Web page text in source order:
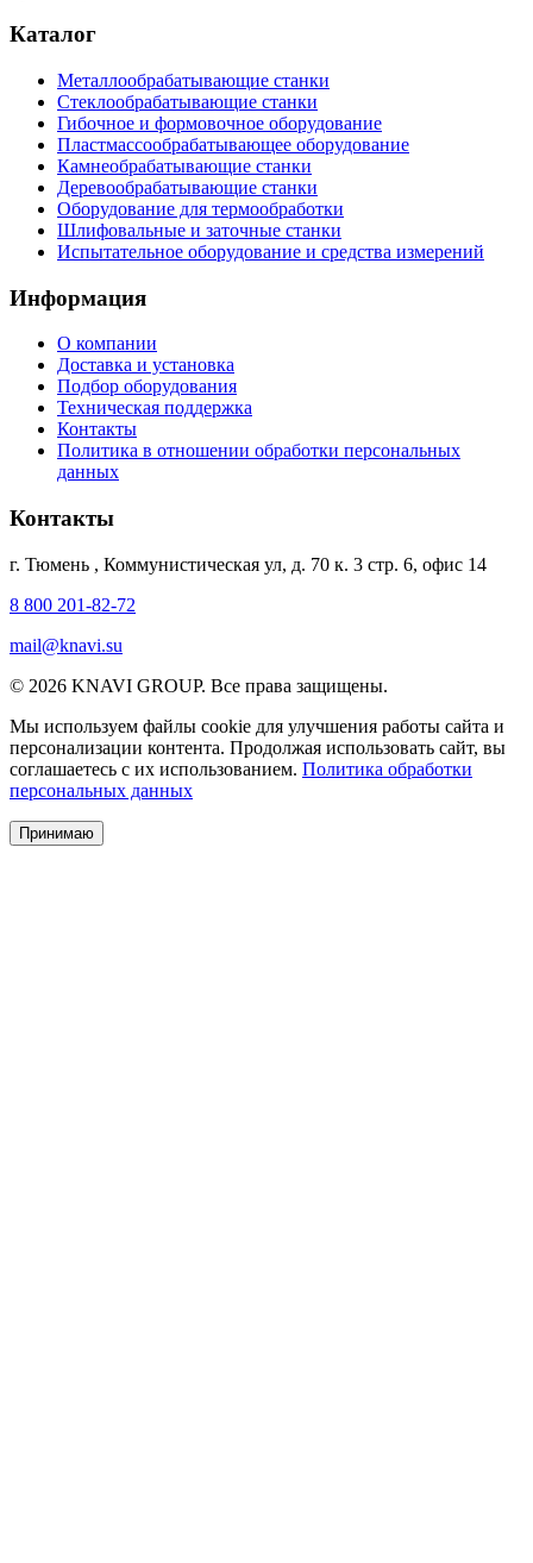
Каталог
Металлообрабатывающие станки
Стеклообрабатывающие станки
Гибочное и формовочное оборудование
Пластмассообрабатывающее оборудование
Камнеобрабатывающие станки
Деревообрабатывающие станки
Оборудование для термообработки
Шлифовальные и заточные станки
Испытательное оборудование и средства измерений
Информация
О компании
Доставка и установка
Подбор оборудования
Техническая поддержка
Контакты
Политика в отношении обработки персональных
данных
Контакты
г. Тюмень , Коммунистическая ул, д. 70 к. 3 стр. 6, офис 14
8 800 201-82-72
mail@knavi.su
© 2026 KNAVI GROUP. Все права защищены.
Мы используем файлы cookie для улучшения работы сайта и
персонализации контента. Продолжая использовать сайт, вы
соглашаетесь с их использованием. Политика обработки
персональных данных
Принимаю